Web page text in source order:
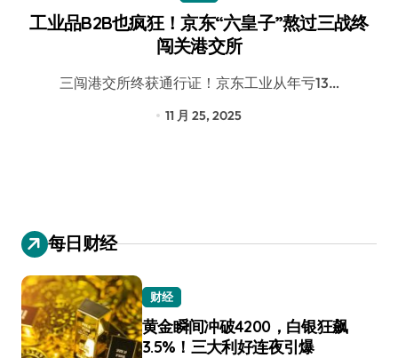
工业品B2B也疯狂！京东“六皇子”熬过三战终
闯关港交所
三闯港交所终获通行证！京东工业从年亏13…
11 月 25, 2025
每日财经
财经
黄金瞬间冲破4200，白银狂飙
3.5%！三大利好连夜引爆